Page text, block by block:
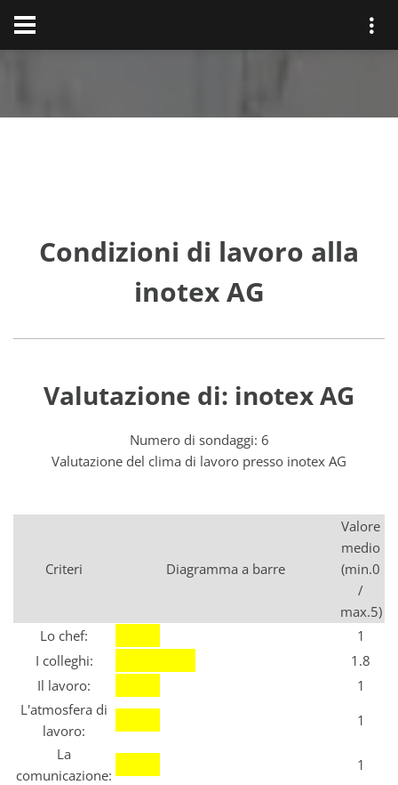
Condizioni di lavoro alla
inotex AG
Valutazione di: inotex AG
Numero di sondaggi: 6
Valutazione del clima di lavoro presso inotex AG
Criteri Diagramma a barre
Valore
medio
(min.0
/
max.5)
Lo chef:
1
I colleghi:
1.8
Il lavoro:
1
L'atmosfera di
lavoro:
1
La
comunicazione:
1